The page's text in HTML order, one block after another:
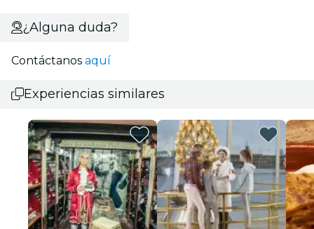
¿Alguna duda?
Contáctanos aquí
Experiencias similares